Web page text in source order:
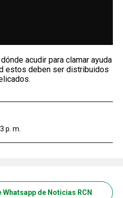
acudir para clamar ayuda
estos deben ser distribuidos
p. m.
de Noticias RCN